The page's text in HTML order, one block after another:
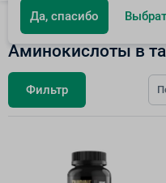
Да, спасибо
БАД к пище
Аминокислоты в
Фильтр